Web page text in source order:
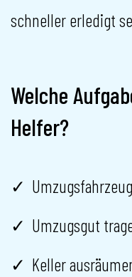
schneller erledigt
Welche
Helfer?
Umzugsgut
Keller